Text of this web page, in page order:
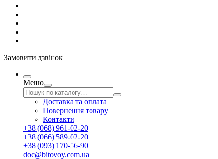
Замовити дзвінок
Меню
Доставка та оплата
Повернення товару
Контакти
+38 (068) 961-02-20
+38 (066) 589-02-20
+38 (093) 170-56-90
doc@bitovoy.com.ua